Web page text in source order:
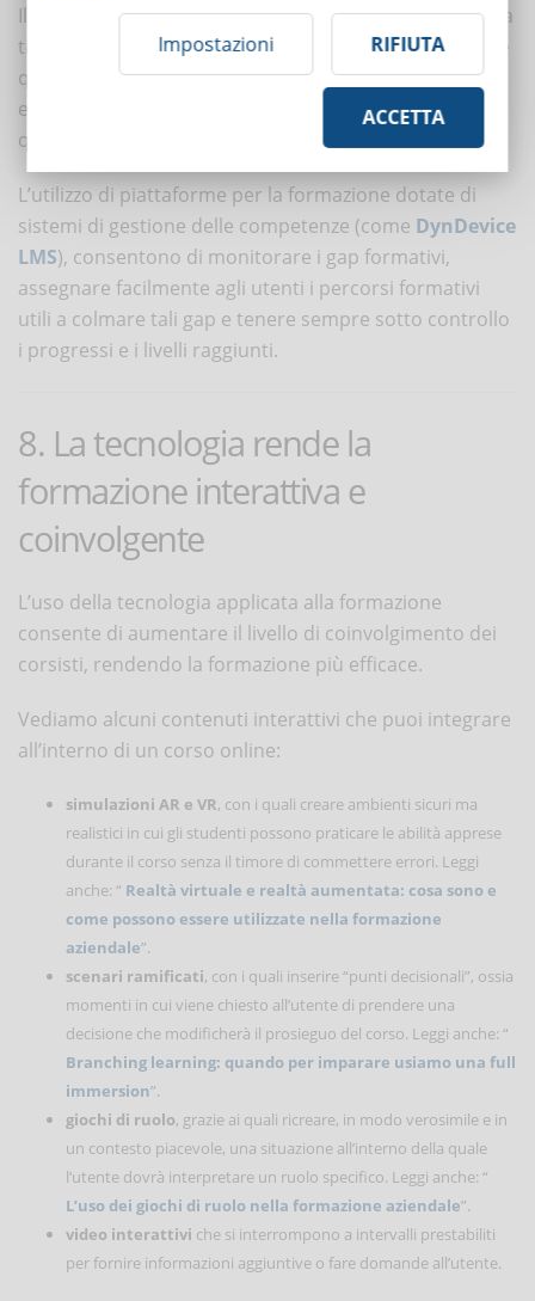
Il divario di competenze, o skills gap (cioè la differenza
tra il livello di competenza corrente di un dipendente e
quello richiesto in base al ruolo), è un problema
estremamente diffuso in tutti i settori, soprattutto in
quelli tecnici.
L’utilizzo di piattaforme per la formazione dotate di
sistemi di gestione delle competenze (come DynDevice
LMS), consentono di monitorare i gap formativi,
assegnare facilmente agli utenti i percorsi formativi
utili a colmare tali gap e tenere sempre sotto controllo
i progressi e i livelli raggiunti.
8. La tecnologia rende la
formazione interattiva e
coinvolgente
L’uso della tecnologia applicata alla formazione
consente di aumentare il livello di coinvolgimento dei
corsisti, rendendo la formazione più efficace.
Vediamo alcuni contenuti interattivi che puoi integrare
all’interno di un corso online:
simulazioni AR e VR, con i quali creare ambienti sicuri ma
realistici in cui gli studenti possono praticare le abilità apprese
durante il corso senza il timore di commettere errori. Leggi
anche: “ Realtà virtuale e realtà aumentata: cosa sono e
come possono essere utilizzate nella formazione
aziendale”.
scenari ramificati, con i quali inserire “punti decisionali”, ossia
momenti in cui viene chiesto all’utente di prendere una
decisione che modificherà il prosieguo del corso. Leggi anche: “
Branching learning: quando per imparare usiamo una full
immersion”.
giochi di ruolo, grazie ai quali ricreare, in modo verosimile e in
un contesto piacevole, una situazione all’interno della quale
l’utente dovrà interpretare un ruolo specifico. Leggi anche: “
L’uso dei giochi di ruolo nella formazione aziendale”.
video interattivi che si interrompono a intervalli prestabiliti
per fornire informazioni aggiuntive o fare domande all’utente.
Impostazioni RIFIUTA
ACCETTA